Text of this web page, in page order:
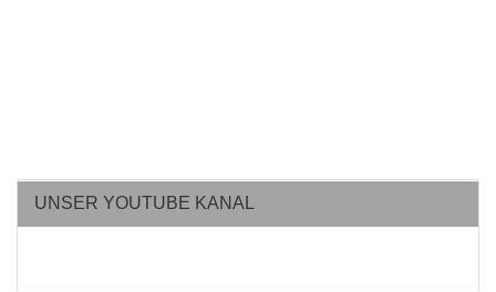
UNSER YOUTUBE KANAL